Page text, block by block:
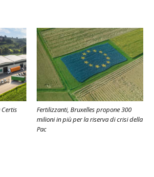
Fertilizzanti, Bruxelles propone 300
milioni in più per la riserva di crisi della
Pac